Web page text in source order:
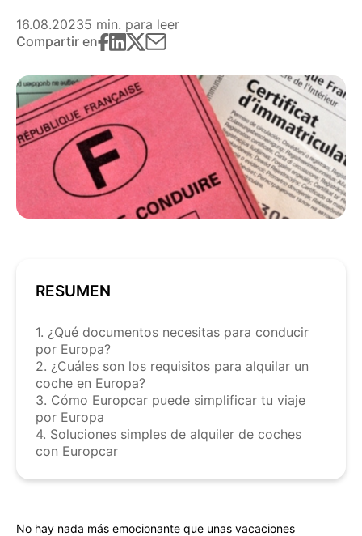
16.08.20235 min. para leer
Compartir en
RESUMEN
1. ¿Qué documentos necesitas para conducir
por Europa?
2. ¿Cuáles son los requisitos para alquilar un
coche en Europa?
3. Cómo Europcar puede simplificar tu viaje
por Europa
4. Soluciones simples de alquiler de coches
con Europcar
No hay nada más emocionante que unas vacaciones